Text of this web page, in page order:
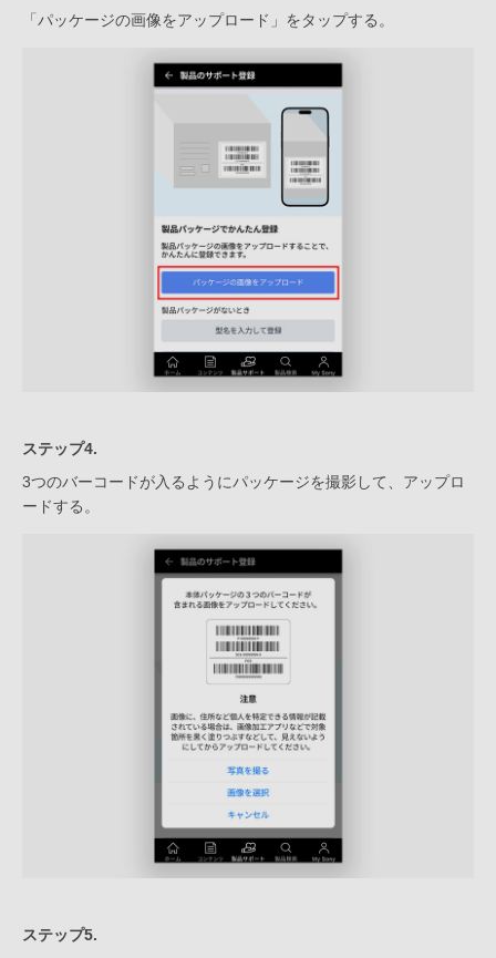
「パッケージの画像をアップロード」をタップする。
ステップ4.
3つのバーコードが入るようにパッケージを撮影して、アップロ
ードする。
ステップ5.